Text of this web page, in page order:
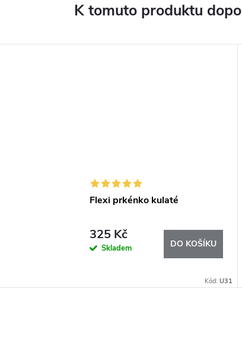
K tomuto produktu
Flexi prkénko kulaté
325 Kč
Skladem DO KOŠÍKU
Kód: U31